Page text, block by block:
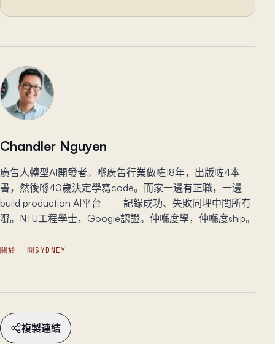
Chandler Nguyen
廣告人轉型AI開發者。喺廣告行業做咗18年，出版咗4本
書，然後喺40歲決定學寫code。而家一邊有正職，一邊
build production AI平台——記錄成功、失敗同埋中間所有
嘢。NTU工程學士，Google認證。仲喺度學，仲喺度ship。
關於 問SYDNEY
複製連結